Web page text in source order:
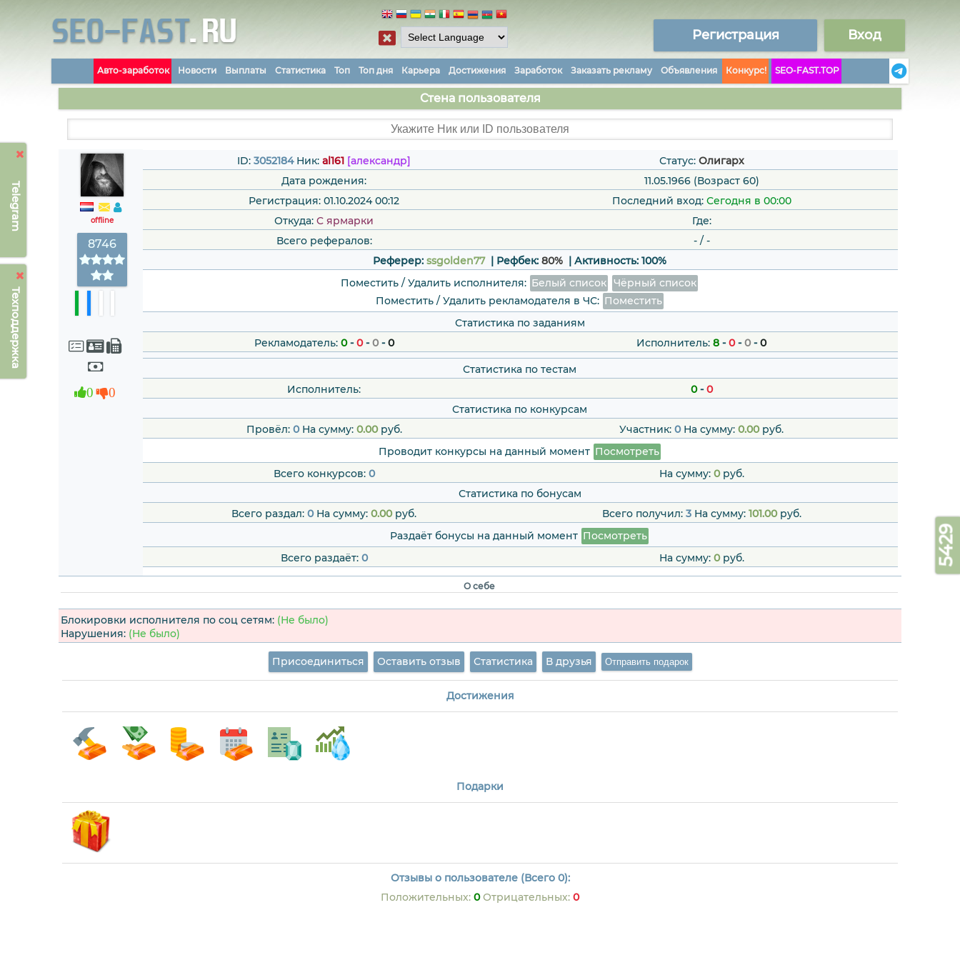
Telegram
Техподдержка
Регистрация Вход
Авто-заработок Новости Выплаты Статистика Топ Топ дня Карьера Достижения Заработок Заказать рекламу Объявления Конкурс! SEO-FAST.TOP
Стена пользователя
offline
8746
0 0
ID: 3052184Ник: al161 [александр] Статус: Олигарх
Дата рождения:
11.05.1966 (Возраст 60)
Регистрация: 01.10.2024 00:12
Последний вход: Сегодня в 00:00
Откуда: C ярмарки
Где:
Всего рефералов:
-/ -
Реферер: ssgolden77| Рефбек: 80% Активность: 100%
Поместить / Удалить исполнителя: Белый список
Чёрный список
Поместить / Удалить рекламодателя в ЧС: Поместить
Статистика по заданиям
Рекламодатель: 0-0-0-0 Исполнитель: 8 -0-0-0
Статистика по тестам
Исполнитель:
0-0
Статистика по конкурсам
Провёл: 0На сумму: 0.00руб. Участник: 0На сумму: 0.00руб.
Проводит конкурсы на данный момент Посмотреть
Всего конкурсов: 0 На сумму: 0руб.
Статистика по бонусам
Всего раздал: 0На сумму: 0.00руб. Всего получил: 3На сумму: 101.00руб.
Раздаёт бонусы на данный момент Посмотреть
Всего раздаёт: 0 На сумму: 0руб.
О себе
Блокировки исполнителя по соц сетям: (Не было)
Нарушения: (Не было)
Присоединиться Оставить отзыв Статистика В друзья
Достижения
Подарки
Отзывы о пользователе (Всего 0):
Положительных: 0 Отрицательных: 0
5429